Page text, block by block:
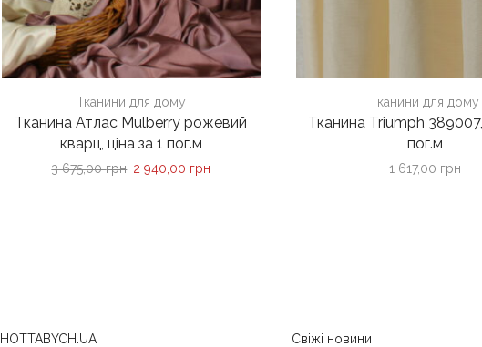
Тканини для дому
Тканина Атлас Mulberry рожевий
кварц, ціна за 1 пог.м
3 675,00грн Оригінальна
2 940,00 грн
Тканини для дому
Тканина Triumph 389007,
пог.м
1 617,00 грн
HOTTABYCH.UA Свіжі новини